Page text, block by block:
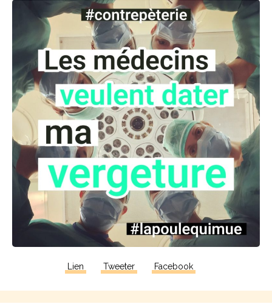
Lien Tweeter Facebook